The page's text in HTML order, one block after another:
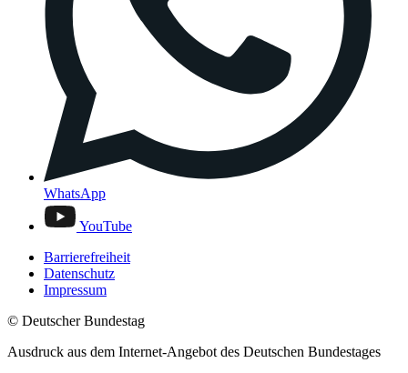
WhatsApp
YouTube
Barrierefreiheit
Datenschutz
Impressum
© Deutscher Bundestag
Ausdruck aus dem Internet-Angebot des Deutschen Bundestages